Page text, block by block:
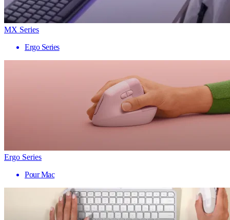
MX Series
Ergo Series
Ergo Series
Pour Mac